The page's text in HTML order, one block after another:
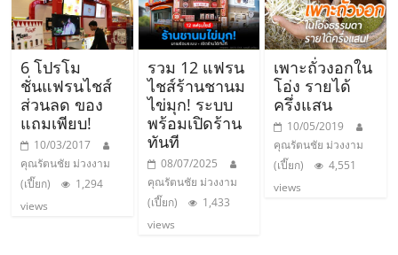
6 โปรโม
ชั่นแฟรนไชส์
ส่วนลด ของ
แถมเพียบ!
10/03/2017
คุณรัตนชัย ม่วงงาม
(เปี๊ยก)
1,294
views
รวม 12 แฟรน
ไชส์ร้านชานม
ไข่มุก! ระบบ
พร้อมเปิดร้าน
ทันที
08/07/2025
คุณรัตนชัย ม่วงงาม
(เปี๊ยก)
1,433
views
เพาะถั่วงอกใน
โอ่ง รายได้
ครึ่งแสน
10/05/2019
คุณรัตนชัย ม่วงงาม
(เปี๊ยก)
4,551
views